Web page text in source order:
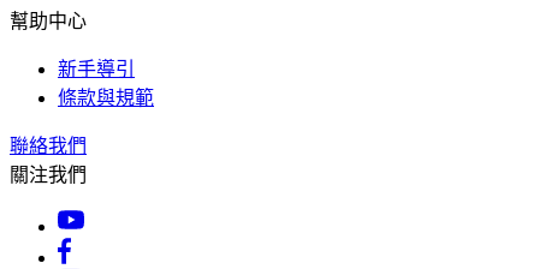
幫助中心
新手導引
條款與規範
聯絡我們
關注我們